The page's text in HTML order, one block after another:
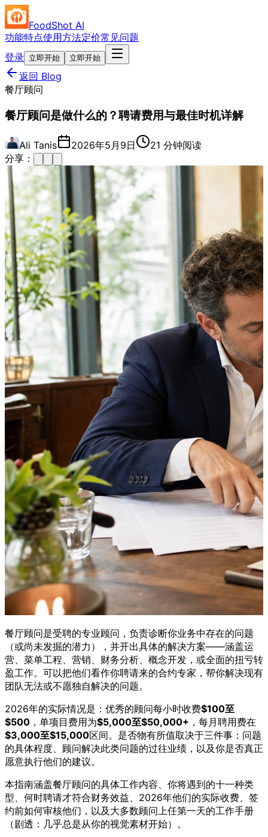
FoodShot AI
功能特点使用方法定价常见问题
登录 立即开始 立即开始
返回 Blog
餐厅顾问
餐厅顾问是做什么的？聘请费用与最佳时机详解
Ali Tanis 2026年5月9日
21 分钟阅读
分享：
餐厅顾问是受聘的专业顾问，负责诊断你业务中存在的问题
（或尚未发掘的潜力），并开出具体的解决方案——涵盖运
营、菜单工程、营销、财务分析、概念开发，或全面的扭亏转
盈工作。可以把他们看作你聘请来的合约专家，帮你解决现有
团队无法或不愿独自解决的问题。
2026年的实际情况是：优秀的顾问每小时收费$100至
$500 ，单项目费用为$5,000至$50,000+ ，每月聘用费在
$3,000至$15,000区间。是否物有所值取决于三件事：问题
的具体程度、顾问解决此类问题的过往业绩，以及你是否真正
愿意执行他们的建议。
本指南涵盖餐厅顾问的具体工作内容、你将遇到的十一种类
型、何时聘请才符合财务效益、2026年他们的实际收费、签
约前如何审核他们，以及大多数顾问上任第一天的工作手册
（剧透：几乎总是从你的视觉素材开始）。